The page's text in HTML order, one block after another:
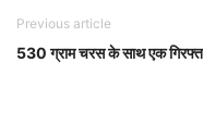
Previous article
530 ग्राम चरस के साथ एक